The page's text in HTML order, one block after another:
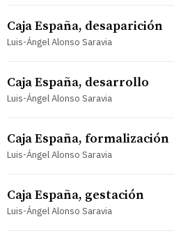
Caja España, desaparición
Luis-Ángel Alonso Saravia
Caja España, desarrollo
Luis-Ángel Alonso Saravia
Caja España, formalización
Luis-Ángel Alonso Saravia
Caja España, gestación
Luis-Ángel Alonso Saravia